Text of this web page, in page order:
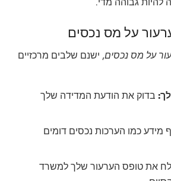
על מס נכסים
על מס נכסים, ישנם שלבים מרכזיים
בדוק את הודעת המדידה שלך
מידע כמו הערכות נכסים דומים
את טופס הערעור שלך למשרד